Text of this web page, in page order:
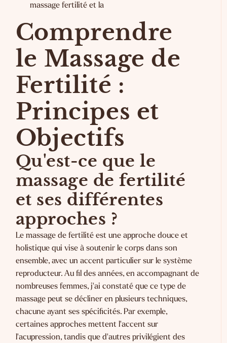
massage fertilité et la
Comprendre
le Massage de
Fertilité :
Principes et
Objectifs
Qu'est-ce que le
massage de fertilité
et ses différentes
approches ?
Le massage de fertilité est une approche douce et
holistique qui vise à soutenir le corps dans son
ensemble, avec un accent particulier sur le système
reproducteur. Au fil des années, en accompagnant de
nombreuses femmes, j'ai constaté que ce type de
massage peut se décliner en plusieurs techniques,
chacune ayant ses spécificités. Par exemple,
certaines approches mettent l'accent sur
l'acupression, tandis que d'autres privilégient des